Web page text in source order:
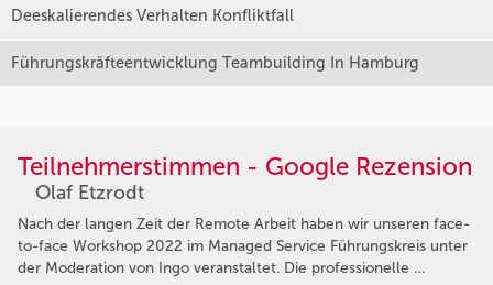
Deeskalierendes Verhalten Konfliktfall
Führungskräfteentwicklung Teambuilding In Hamburg
Teilnehmerstimmen - Google Rezension
Olaf Etzrodt
Nach der langen Zeit der Remote Arbeit haben wir unseren face-
to-face Workshop 2022 im Managed Service Führungskreis unter
der Moderation von Ingo veranstaltet. Die professionelle …